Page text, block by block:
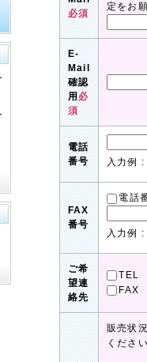
必須
定をお
E-
Mail
確認
用必
須
電話
番号
入力例
FAX
番号
電話
入力例
ご希
望連
絡先
TEL
FAX
販売状
くださ